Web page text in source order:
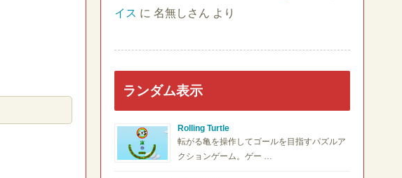
イス に 名無しさん より
ランダム表示
Rolling Turtle
転がる亀を操作してゴールを目指すパズルア
クションゲーム。ゲー …